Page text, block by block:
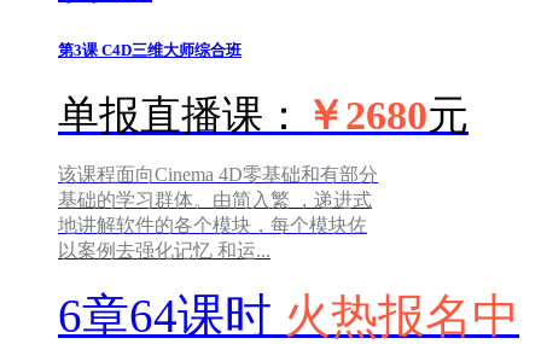
第3课 C4D三维大师综合班
单报直播课： ￥2680元
该课程面向Cinema 4D零基础和有部分
基础的学习群体。由简入繁 ，递进式
地讲解软件的各个模块，每个模块佐
以案例去强化记忆 和运...
6章64课时 火热报名中